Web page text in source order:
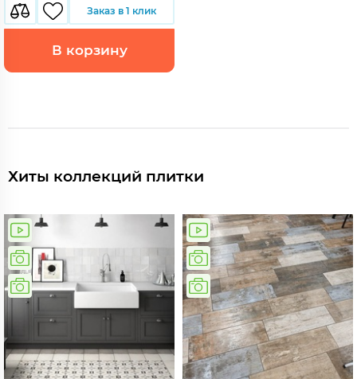
Заказ в 1 клик
В корзину
Хиты коллекций плитки